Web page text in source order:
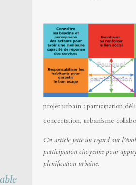
lumière la richesse du douar
une symbiose entre les savoir-
millénaires et la nature. Chaque
disposition des habitations à
matériaux locaux et recyclables,
conscience écologique
culture des populations de l'Atlas.
projet urbain : participation
concertation, urbanisme
Cet article jette un regard sur
participation citoyenne pour
planification urbaine.